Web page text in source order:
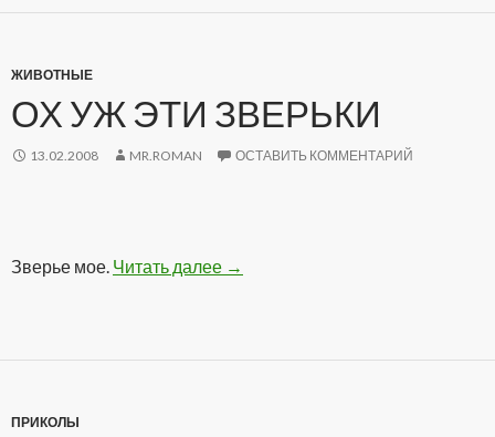
ЖИВОТНЫЕ
ОХ УЖ ЭТИ ЗВЕРЬКИ
13.02.2008 MR.ROMAN ОСТАВИТЬ КОММЕНТАРИЙ
Зверье мое. Читать далее Ох уж эти зверьки
→
ПРИКОЛЫ